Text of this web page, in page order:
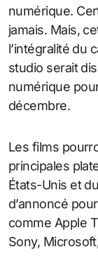
numérique.
jamais. Mais,
l’intégralité du
studio serait
numérique
décembre.
Les films
principales
États-Unis et
d’annoncé
comme Apple
Sony,